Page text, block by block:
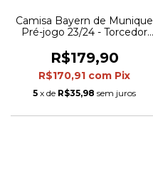
Camisa Bayern de Munique
Pré-jogo 23/24 - Torcedor
com detalhes em branco
R$179,90
R$170,91 com Pix
5 x de R$35,98 sem juros